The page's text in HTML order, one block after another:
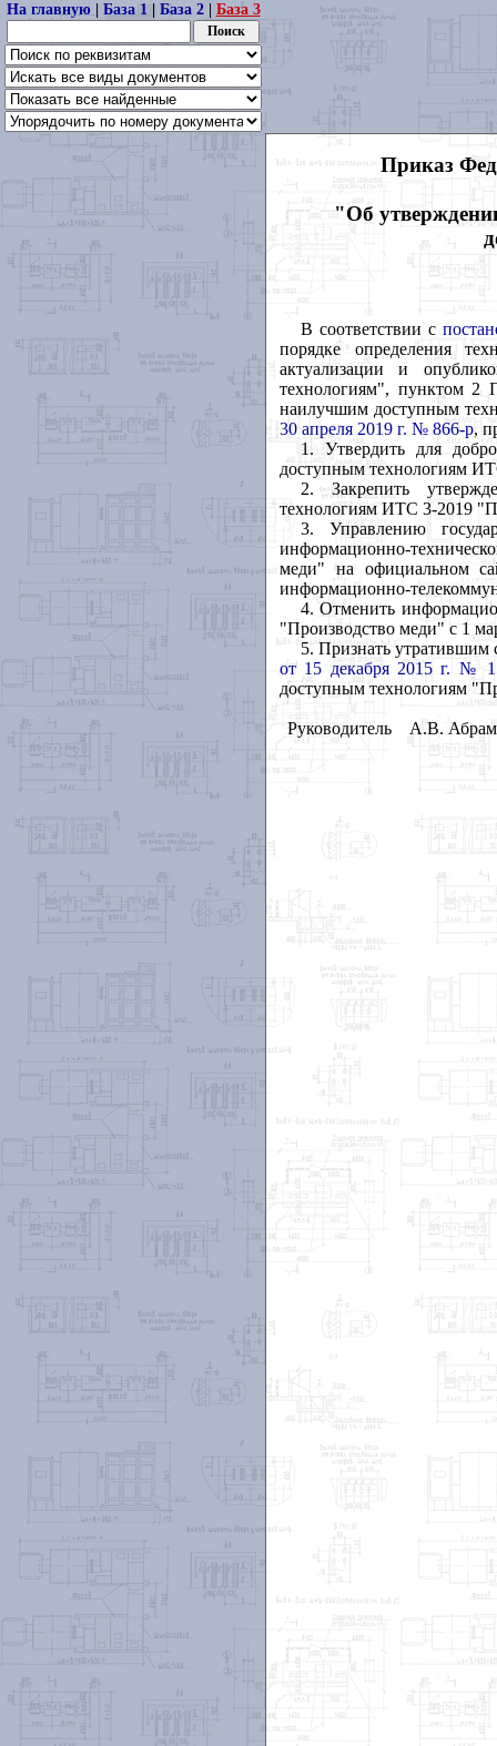
На главную| База 1| База 2| База 3
Приказ
"Об
В соответствии с
порядке определения
актуализации и
технологиям", пунктом 2
наилучшим доступным
30 апреля 2019 г. № 866-р,
1. Утвердить для
доступным технологиям
2. Закрепить
технологиям ИТС 3-2019
3. Управлению
информационно-
меди" на официальном
информационно-
4. Отменить
"Производство меди" с 1
5. Признать утратившим
от 15 декабря 2015 г. №
доступным технологиям
Руководитель А.В.